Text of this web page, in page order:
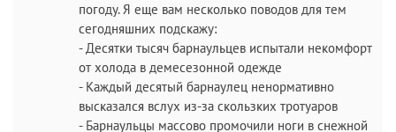
погоду. Я еще вам несколько поводов для тем
сегодняшних подскажу:
- Десятки тысяч барнаульцев испытали некомфорт
от холода в демесезонной одежде
- Каждый десятый барнаулец ненормативно
высказался вслух из-за скользких тротуаров
- Барнаульцы массово промочили ноги в снежной